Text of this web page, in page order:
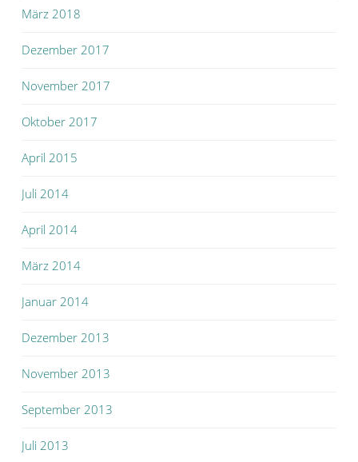
März 2018
Dezember 2017
November 2017
Oktober 2017
April 2015
Juli 2014
April 2014
März 2014
Januar 2014
Dezember 2013
November 2013
September 2013
Juli 2013